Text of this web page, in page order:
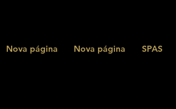
Nova página Nova página SPAS